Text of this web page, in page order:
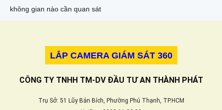
không gian nào cần quan sát
LẮP CAMERA GIÁM SÁT 360
CÔNG TY TNHH TM-DV ĐẦU TƯ AN THÀNH PHÁT
Trụ Sở: 51 Lũy Bán Bích, Phường Phú Thạnh, TP.HCM